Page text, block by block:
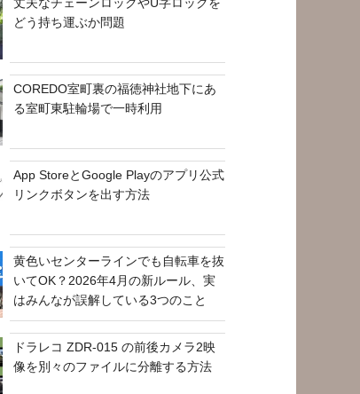
どう持ち運ぶか問題
COREDO室町裏の福徳神社地下にあ
る室町東駐輪場で一時利用
App StoreとGoogle Playのアプリ公式
リンクボタンを出す方法
黄色いセンターラインでも自転車を抜
いてOK？2026年4月の新ルール、実
はみんなが誤解している3つのこと
ドラレコ ZDR-015 の前後カメラ2映
像を別々のファイルに分離する方法